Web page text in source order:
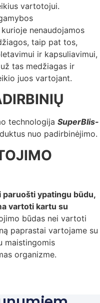
vartotojui.
kurioje nenaudojamos
taip pat tos,
ir kapsuliavimui,
tas medžiagas ir
juos vartojant.
technologija SuperBlis-
nuo padirbinėjimo.
ypatingu būdu,
vartoti kartu su
būdas nei vartoti
paprastai vartojame su
maistingomis
organizme.